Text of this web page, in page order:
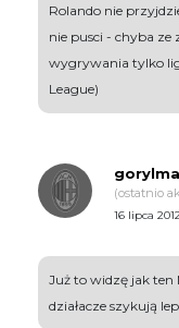
Rolando nie
nie pusci - chyba
wygrywania tylko
League)
(ostatnio
16 lipca
Już to widzę jak ten
działacze szykują